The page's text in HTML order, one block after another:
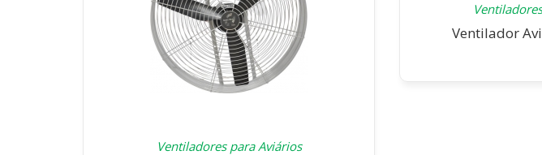
Ventiladores para Aviários
Ventilador